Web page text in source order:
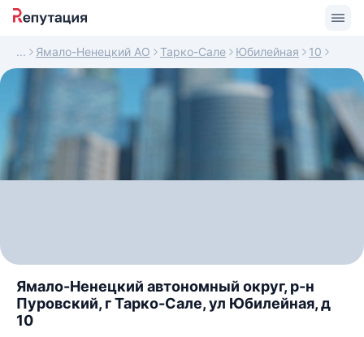
Ямало-Ненецкий АО Тарко-Сале Юбилейная 10
Ямало-Ненецкий автономный округ, р-н
Пуровский, г Тарко-Сале, ул Юбилейная, д
10